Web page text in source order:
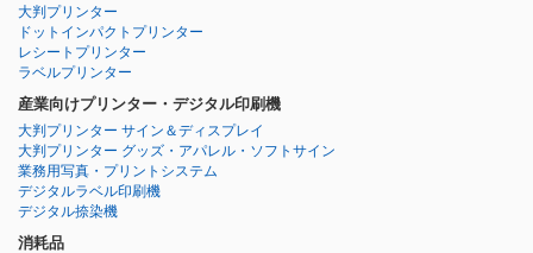
大判プリンター
ドットインパクトプリンター
レシートプリンター
ラベルプリンター
産業向けプリンター・デジタル印刷機
大判プリンター サイン＆ディスプレイ
大判プリンター グッズ・アパレル・ソフトサイン
業務用写真・プリントシステム
デジタルラベル印刷機
デジタル捺染機
消耗品